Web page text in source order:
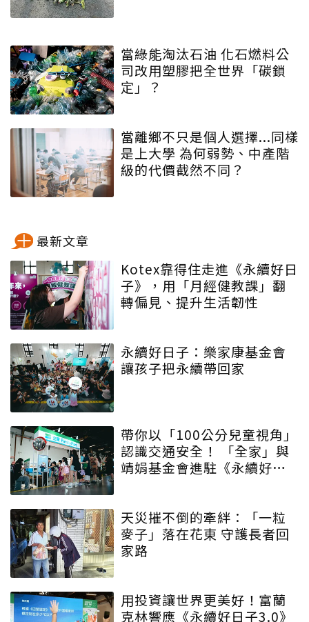
當綠能淘汰石油 化石燃料公
司改用塑膠把全世界「碳鎖
定」？
當離鄉不只是個人選擇...同樣
是上大學 為何弱勢、中產階
級的代價截然不同？
最新文章
Kotex靠得住走進《永續好日
子》，用「月經健教課」翻
轉偏見、提升生活韌性
永續好日子：樂家康基金會
讓孩子把永續帶回家
帶你以「100公分兒童視角」
認識交通安全！ 「全家」與
靖娟基金會進駐《永續好日
天災摧不倒的牽絆：「一粒
麥子」落在花東 守護長者回
家路
用投資讓世界更美好！富蘭
克林響應《永續好日子3.0》